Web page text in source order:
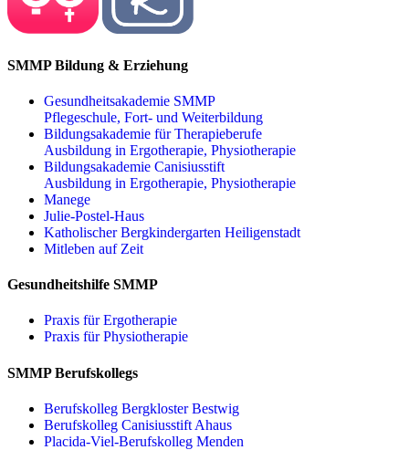
SMMP Bildung & Erziehung
Gesundheitsakademie SMMP
Pflegeschule, Fort- und Weiterbildung
Bildungsakademie für Therapieberufe
Ausbildung in Ergotherapie, Physiotherapie
Bildungsakademie Canisiusstift
Ausbildung in Ergotherapie, Physiotherapie
Manege
Julie-Postel-Haus
Katholischer Bergkindergarten Heiligenstadt
Mitleben auf Zeit
Gesundheitshilfe SMMP
Praxis für Ergo­therapie
Praxis für Physio­therapie
SMMP Berufskollegs
Berufskolleg Bergkloster Bestwig
Berufskolleg Canisiusstift Ahaus
Placida-Viel-Berufskolleg Menden